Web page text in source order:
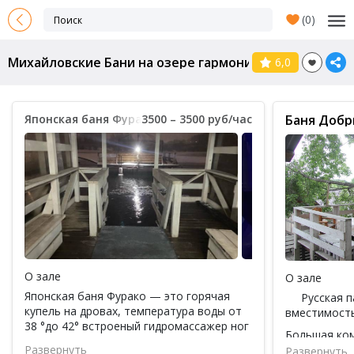
(0)
Михайловские Бани на озере гармонии чудес, баня
6,0
Японская баня ФураКо3500 – 3500 руб/час
О зале
Японская баня Фурако — это горячая
купель на дровах, температура воды от
38 °до 42° встроеный гидромассажер ног
Развернуть
Баня
О зале
Русская
Большая